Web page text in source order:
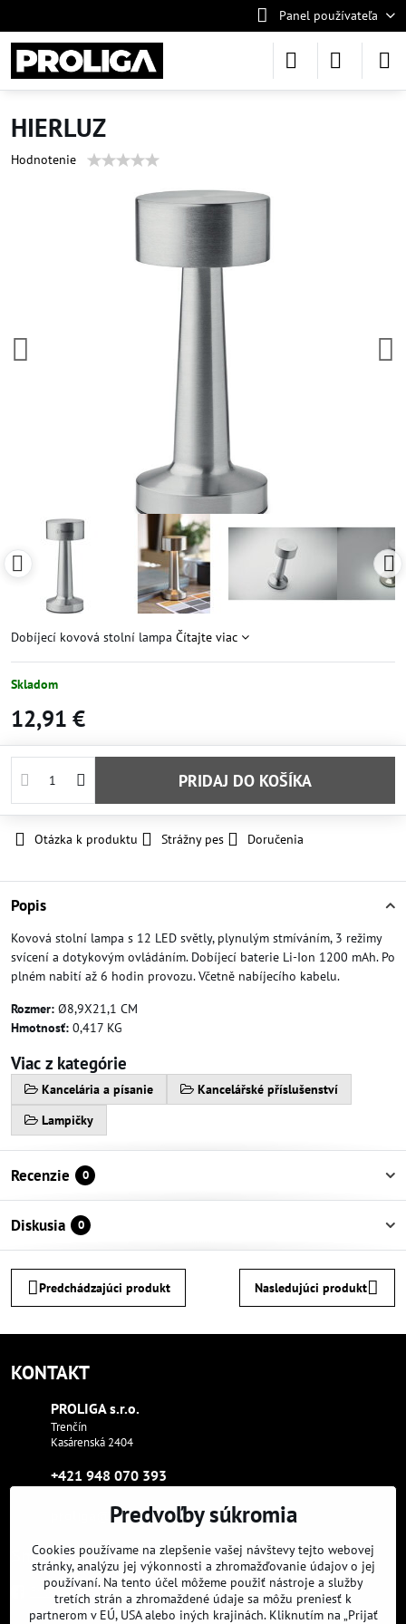
Panel používateľa
HIERLUZ
Hodnotenie
Dobíjecí kovová stolní lampa Čítajte viac
Skladom
12,91 €
PRIDAJ DO KOŠÍKA
Otázka k produktu Strážny pes Doručenia
Popis
Kovová stolní lampa s 12 LED světly, plynulým stmíváním, 3 režimy
svícení a dotykovým ovládáním. Dobíjecí baterie Li-Ion 1200 mAh. Po
plném nabití až 6 hodin provozu. Včetně nabíjecího kabelu.
Rozmer: Ø8,9X21,1 CM
Hmotnosť: 0,417 KG
Viac z kategórie
Kancelária a písanie
Kancelářské příslušenství
Lampičky
Recenzie 0
Diskusia 0
Predchádzajúci produkt Nasledujúci produkt
KONTAKT
PROLIGA s​.r​.o​.
Trenčín
Kasárenská 2404
+421 948 070 393
proliga​@proliga​.eu
Sme tam, kde aj vy:
Facebook Instagram Youtube
Predvoľby súkromia
Cookies používame na zlepšenie vašej návštevy tejto webovej
stránky, analýzu jej výkonnosti a zhromažďovanie údajov o jej
používaní. Na tento účel môžeme použiť nástroje a služby
tretích strán a zhromaždené údaje sa môžu preniesť k
partnerom v EÚ, USA alebo iných krajinách. Kliknutím na „Prijať